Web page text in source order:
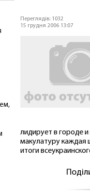
Переглядів: 1032
15 грудня 2006 13:07
лидирует в городе
макулатуру каждая
итоги